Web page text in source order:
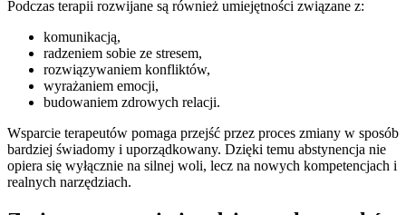
Podczas terapii rozwijane są również umiejętności związane z:
komunikacją,
radzeniem sobie ze stresem,
rozwiązywaniem konfliktów,
wyrażaniem emocji,
budowaniem zdrowych relacji.
Wsparcie terapeutów pomaga przejść przez proces zmiany w sposób
bardziej świadomy i uporządkowany. Dzięki temu abstynencja nie
opiera się wyłącznie na silnej woli, lecz na nowych kompetencjach i
realnych narzędziach.